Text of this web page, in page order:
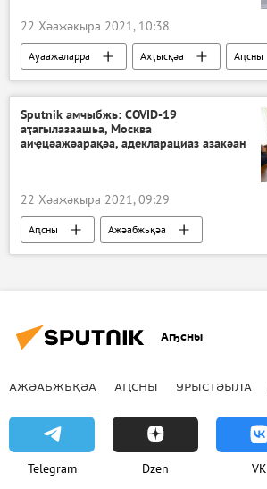
22 Хәажәкыра 2021, 10:38
Ауаажәларра Ахҭысқәа
Аԥсны
Ажәабжьқәа
Sputnik амчыбжь: COVID-19
аҭагылазаашьа, Москва
аиҿцәажәарақәа, адекларациаз азакәан
22 Хәажәкыра 2021, 09:29
Аԥсны Ажәабжьқәа
Аҧсны
АЖӘАБЖЬҚӘА АԤСНЫ УРЫСТӘЫЛА
Telegram Dzen VK